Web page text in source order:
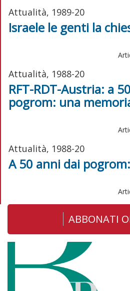
Attualità, 1989-20
Israele le genti la
Attualità, 1988-20
RFT-RDT-Austria: a
pogrom: una
Attualità, 1988-20
A 50 anni dai
ABBONATI